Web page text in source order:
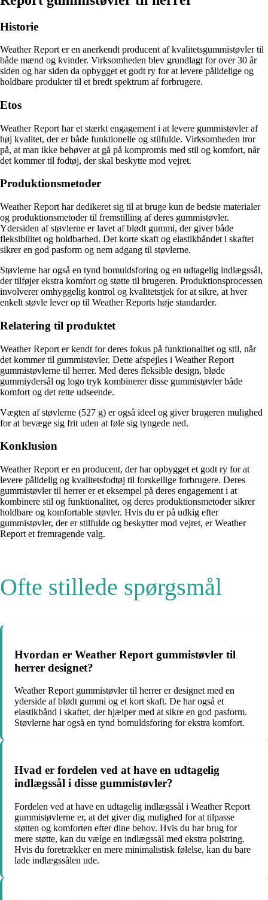
Historie
Weather Report er en anerkendt producent af kvalitetsgummistøvler til
både mænd og kvinder. Virksomheden blev grundlagt for over 30 år
siden og har siden da opbygget et godt ry for at levere pålidelige og
holdbare produkter til et bredt spektrum af forbrugere.
Etos
Weather Report har et stærkt engagement i at levere gummistøvler af
høj kvalitet, der er både funktionelle og stilfulde. Virksomheden tror
på, at man ikke behøver at gå på kompromis med stil og komfort, når
det kommer til fodtøj, der skal beskytte mod vejret.
Produktionsmetoder
Weather Report har dedikeret sig til at bruge kun de bedste materialer
og produktionsmetoder til fremstilling af deres gummistøvler.
Ydersiden af støvlerne er lavet af blødt gummi, der giver både
fleksibilitet og holdbarhed. Det korte skaft og elastikbåndet i skaftet
sikrer en god pasform og nem adgang til støvlerne.
Støvlerne har også en tynd bomuldsforing og en udtagelig indlægssål,
der tilføjer ekstra komfort og støtte til brugeren. Produktionsprocessen
involverer omhyggelig kontrol og kvalitetstjek for at sikre, at hver
enkelt støvle lever op til Weather Reports høje standarder.
Relatering til produktet
Weather Report er kendt for deres fokus på funktionalitet og stil, når
det kommer til gummistøvler. Dette afspejles i Weather Report
gummistøvlerne til herrer. Med deres fleksible design, bløde
gummiydersål og logo tryk kombinerer disse gummistøvler både
komfort og det rette udseende.
Vægten af støvlerne (527 g) er også ideel og giver brugeren mulighed
for at bevæge sig frit uden at føle sig tyngede ned.
Konklusion
Weather Report er en producent, der har opbygget et godt ry for at
levere pålidelig og kvalitetsfodtøj til forskellige forbrugere. Deres
gummistøvler til herrer er et eksempel på deres engagement i at
kombinere stil og funktionalitet, og deres produktionsmetoder sikrer
holdbare og komfortable støvler. Hvis du er på udkig efter
gummistøvler, der er stilfulde og beskytter mod vejret, er Weather
Report et fremragende valg.
Ofte stillede spørgsmål
Hvordan er Weather Report gummistøvler til
herrer designet?
Weather Report gummistøvler til herrer er designet med en
yderside af blødt gummi og et kort skaft. De har også et
elastikbånd i skaftet, der hjælper med at sikre en god pasform.
Støvlerne har også en tynd bomuldsforing for ekstra komfort.
Hvad er fordelen ved at have en udtagelig
indlægssål i disse gummistøvler?
Fordelen ved at have en udtagelig indlægssål i Weather Report
gummistøvlerne er, at det giver dig mulighed for at tilpasse
støtten og komforten efter dine behov. Hvis du har brug for
mere støtte, kan du vælge en indlægssål med ekstra polstring.
Hvis du foretrækker en mere minimalistisk følelse, kan du bare
lade indlægssålen ude.